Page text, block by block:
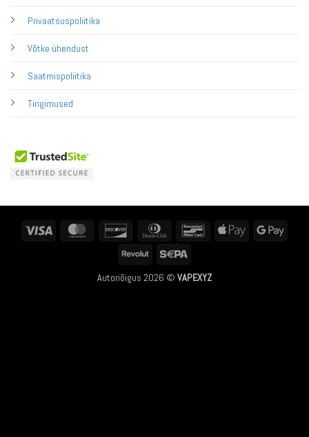
Privaatsuspoliitika
Võtke ühendust
Saatmispoliitika
Tingimused
MasterCard Discover
Dinners
BancontactApple
Revolut
Autoriõigus 2026 © VAPEXYZ